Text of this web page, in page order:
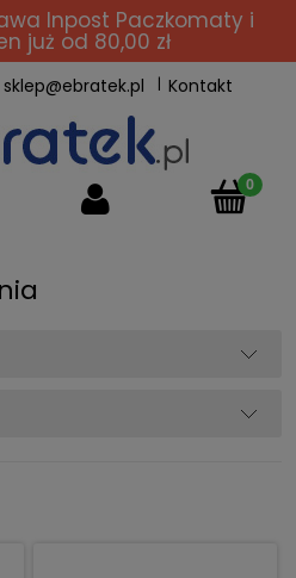
Inpost Paczkomaty i
już od 80,00 zł
sklep@ebratek.pl Kontakt